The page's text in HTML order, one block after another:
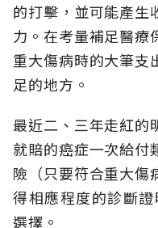
的打擊，並可能產生
力。在考量補足醫療
重大傷病時的大筆支
足的地方。
最近二、三年走紅的
就賠的癌症一次給付
險（只要符合重大傷
得相應程度的診斷
選擇。